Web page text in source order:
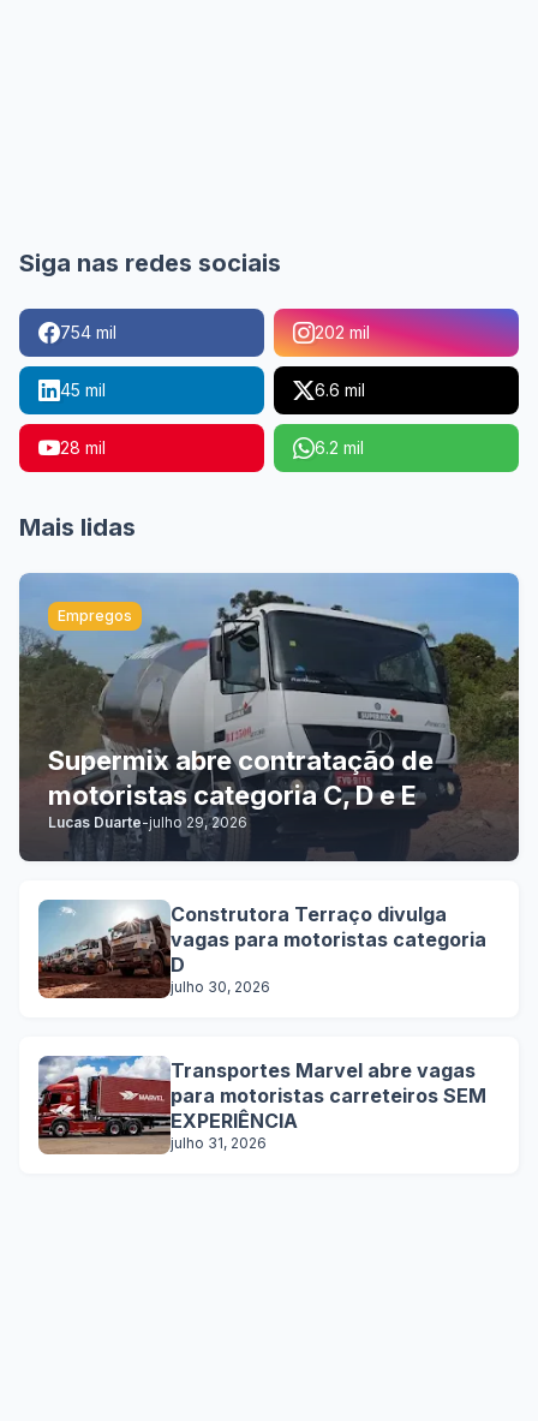
Siga nas redes sociais
754 mil 202 mil
45 mil 6.6 mil
28 mil 6.2 mil
Mais lidas
Empregos
Supermix abre contratação de
motoristas categoria C, D e E
Lucas Duarte-julho 29, 2026
Construtora Terraço divulga
vagas para motoristas categoria
D
julho 30, 2026
Transportes Marvel abre vagas
para motoristas carreteiros SEM
EXPERIÊNCIA
julho 31, 2026